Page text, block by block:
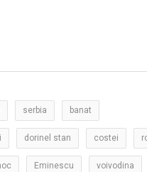
serbia banat
dorinel stan costei
Eminescu voivodina